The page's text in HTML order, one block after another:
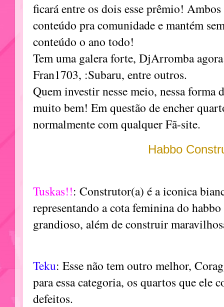
ficará entre os dois esse prêmio!
conteúdo pra comunidade e mantém
conteúdo o ano todo!
Tem uma galera forte, DjArromba
Fran1703, :Subaru, entre outros.
Quem investir nesse meio, nessa forma
muito bem! Em questão de encher
normalmente com qualquer Fã-site.
Habbo
Tuskas!!: Construtor(a) é a iconica
representando a cota feminina do
grandioso, além de construir
Teku: Esse não tem outro melhor,
para essa categoria, os quartos que ele
defeitos.